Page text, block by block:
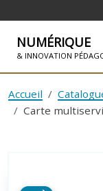
NUMÉRIQUE
& INNOVATION
Accueil
Carte